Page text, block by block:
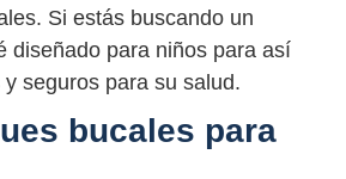
Si estás buscando un
diseñado para niños para así
seguros para su salud.
bucales para